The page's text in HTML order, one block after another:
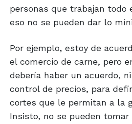
personas que trabajan todo
eso no se pueden dar lo
Por ejemplo, estoy de
el comercio de carne, pero
debería haber un acuerdo,
control de precios, para
cortes que le permitan a la
Insisto, no se pueden